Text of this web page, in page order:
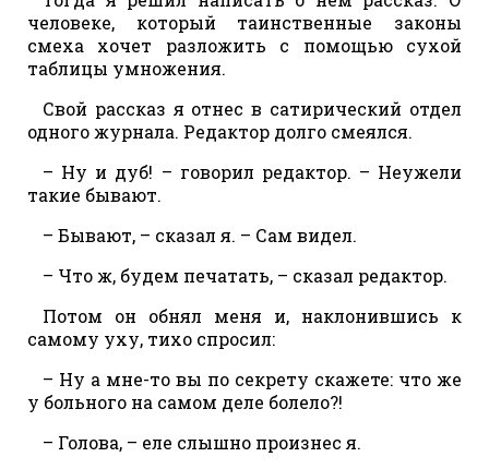
человеке, который таинственные законы
смеха хочет разложить с помощью сухой
таблицы умножения.
Свой рассказ я отнес в сатирический отдел
одного журнала. Редактор долго смеялся.
– Ну и дуб! – говорил редактор. – Неужели
такие бывают.
– Бывают, – сказал я. – Сам видел.
– Что ж, будем печатать, – сказал редактор.
Потом он обнял меня и, наклонившись к
самому уху, тихо спросил:
– Ну а мне-то вы по секрету скажете: что же
у больного на самом деле болело?!
– Голова, – еле слышно произнес я.